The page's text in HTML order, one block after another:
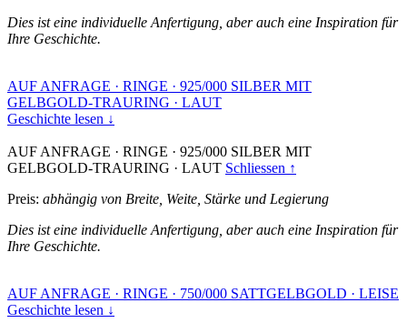
Dies ist eine individuelle Anfertigung, aber auch eine Inspiration für
Ihre Geschichte.
AUF ANFRAGE · RINGE · 925/000 SILBER MIT
GELBGOLD-TRAURING · LAUT
Geschichte lesen ↓
AUF ANFRAGE · RINGE · 925/000 SILBER MIT
GELBGOLD-TRAURING · LAUT Schliessen ↑
Preis: abhängig von Breite, Weite, Stärke und Legierung
Dies ist eine individuelle Anfertigung, aber auch eine Inspiration für
Ihre Geschichte.
AUF ANFRAGE · RINGE · 750/000 SATTGELBGOLD · LEISE
Geschichte lesen ↓